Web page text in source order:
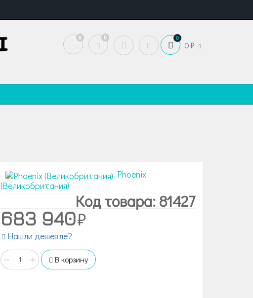
0 0 0
0
Phoenix
(Великобритания)
Код товара: 81427
683 940
Нашли дешевле?
− + В корзину